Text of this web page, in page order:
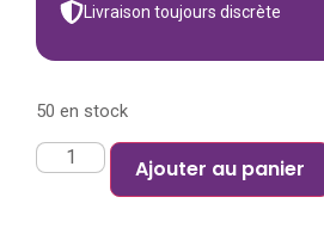
Livraison toujours discrète
50 en stock
Ajouter au panier